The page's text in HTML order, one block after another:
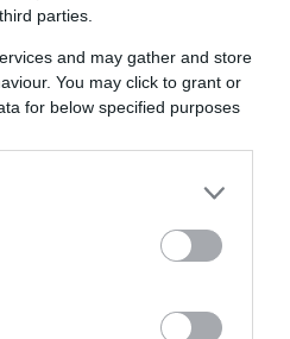
parties.
and may gather and store
You may click to grant or
for below specified purposes